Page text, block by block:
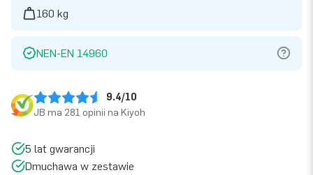
160 kg
NEN-EN 14960
9.4/10
JB ma 281 opinii na Kiyoh
5 lat gwarancji
Dmuchawa w zestawie